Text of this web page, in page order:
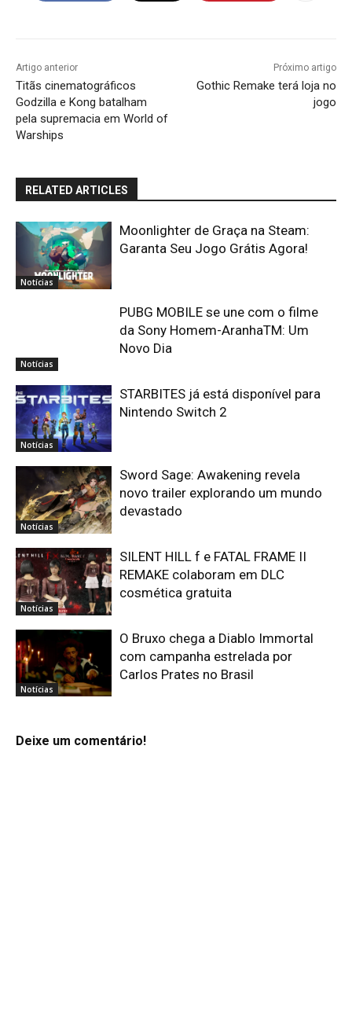
Artigo anterior
Titãs cinematográficos
Godzilla e Kong batalham
pela supremacia em World of
Warships
Próximo artigo
Gothic Remake terá loja no
jogo
RELATED ARTICLES
Notícias
Moonlighter de Graça na Steam:
Garanta Seu Jogo Grátis Agora!
Notícias
PUBG MOBILE se une com o filme
da Sony Homem-AranhaTM: Um
Novo Dia
Notícias
STARBITES já está disponível para
Nintendo Switch 2
Notícias
Sword Sage: Awakening revela
novo trailer explorando um mundo
devastado
Notícias
SILENT HILL f e FATAL FRAME II
REMAKE colaboram em DLC
cosmética gratuita
Notícias
O Bruxo chega a Diablo Immortal
com campanha estrelada por
Carlos Prates no Brasil
Deixe um comentário!